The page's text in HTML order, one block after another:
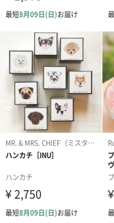
ゴールド（390円）
生花
生花のブーケを同梱し
※9-15時にご注文いた
も1日遅くなります。